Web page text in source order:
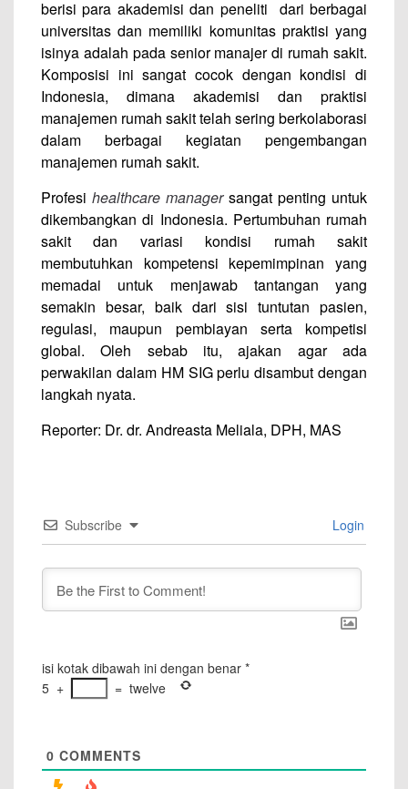
berisi para akademisi dan peneliti dari berbagai
universitas dan memiliki komunitas praktisi yang
isinya adalah pada senior manajer di rumah sakit.
Komposisi ini sangat cocok dengan kondisi di
Indonesia, dimana akademisi dan praktisi
manajemen rumah sakit telah sering berkolaborasi
dalam berbagai kegiatan pengembangan
manajemen rumah sakit.
Profesi healthcare manager sangat penting untuk
dikembangkan di Indonesia. Pertumbuhan rumah
sakit dan variasi kondisi rumah sakit
membutuhkan kompetensi kepemimpinan yang
memadai untuk menjawab tantangan yang
semakin besar, baik dari sisi tuntutan pasien,
regulasi, maupun pembiayan serta kompetisi
global. Oleh sebab itu, ajakan agar ada
perwakilan dalam HM SIG perlu disambut dengan
langkah nyata.
Reporter: Dr. dr. Andreasta Meliala, DPH, MAS
Subscribe Login
isi kotak dibawah ini dengan benar *
5 + = twelve
0 COMMENTS